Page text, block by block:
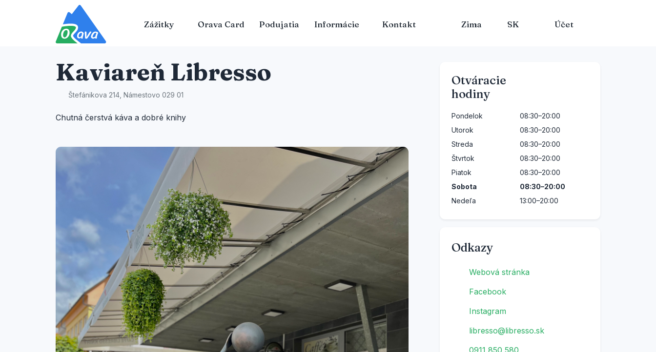
Zážitky Orava Card Podujatia Informácie Kontakt Zima SK Účet
Kaviareň Libresso
Štefánikova 214, Námestovo 029 01
Chutná čerstvá káva a dobré knihy
Otváracie
hodiny
Pondelok
08:30–20:00
Utorok
08:30–20:00
Streda
08:30–20:00
Štvrtok
08:30–20:00
Piatok
08:30–20:00
Sobota
08:30–20:00
Nedeľa
13:00–20:00
Odkazy
Webová stránka
Facebook
Instagram
libresso@libresso.sk
0911 850 580